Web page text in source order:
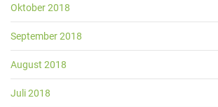
Oktober 2018
September 2018
August 2018
Juli 2018